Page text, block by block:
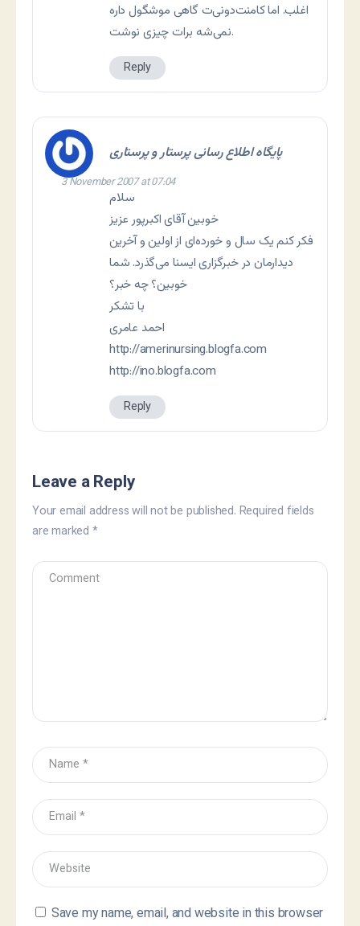
اغلب. اما کامنت‌دونی‌ت گاهی موشگول داره
نمی‌شه برات چيزی نوشت.
Reply
پایگاه اطلاع رسانی پرستار و پرستاری
3 November 2007 at 07:04
سلام
خوبین آقای اکبرپور عزیز
فکر کنم یک سال و خورده‌ای از اولین و آخرین
دیدارمان در خبرگزاری ایسنا می‌گذرد. شما
خوبین؟ چه خبر؟
با تشکر
احمد عامری
http://amerinursing.blogfa.com
http://ino.blogfa.com
Reply
Leave a Reply
Your email address will not be published. Required fields
are marked *
Save my name, email, and website in this browser